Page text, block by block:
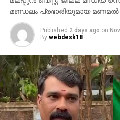
ചെയ്തു.
മണ്ഡലം പ്രഭാരിയുമായ മണമല്‍
Published 2 days ago on
By webdesk18